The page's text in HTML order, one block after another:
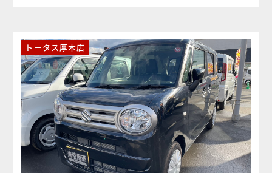
トータス厚木店